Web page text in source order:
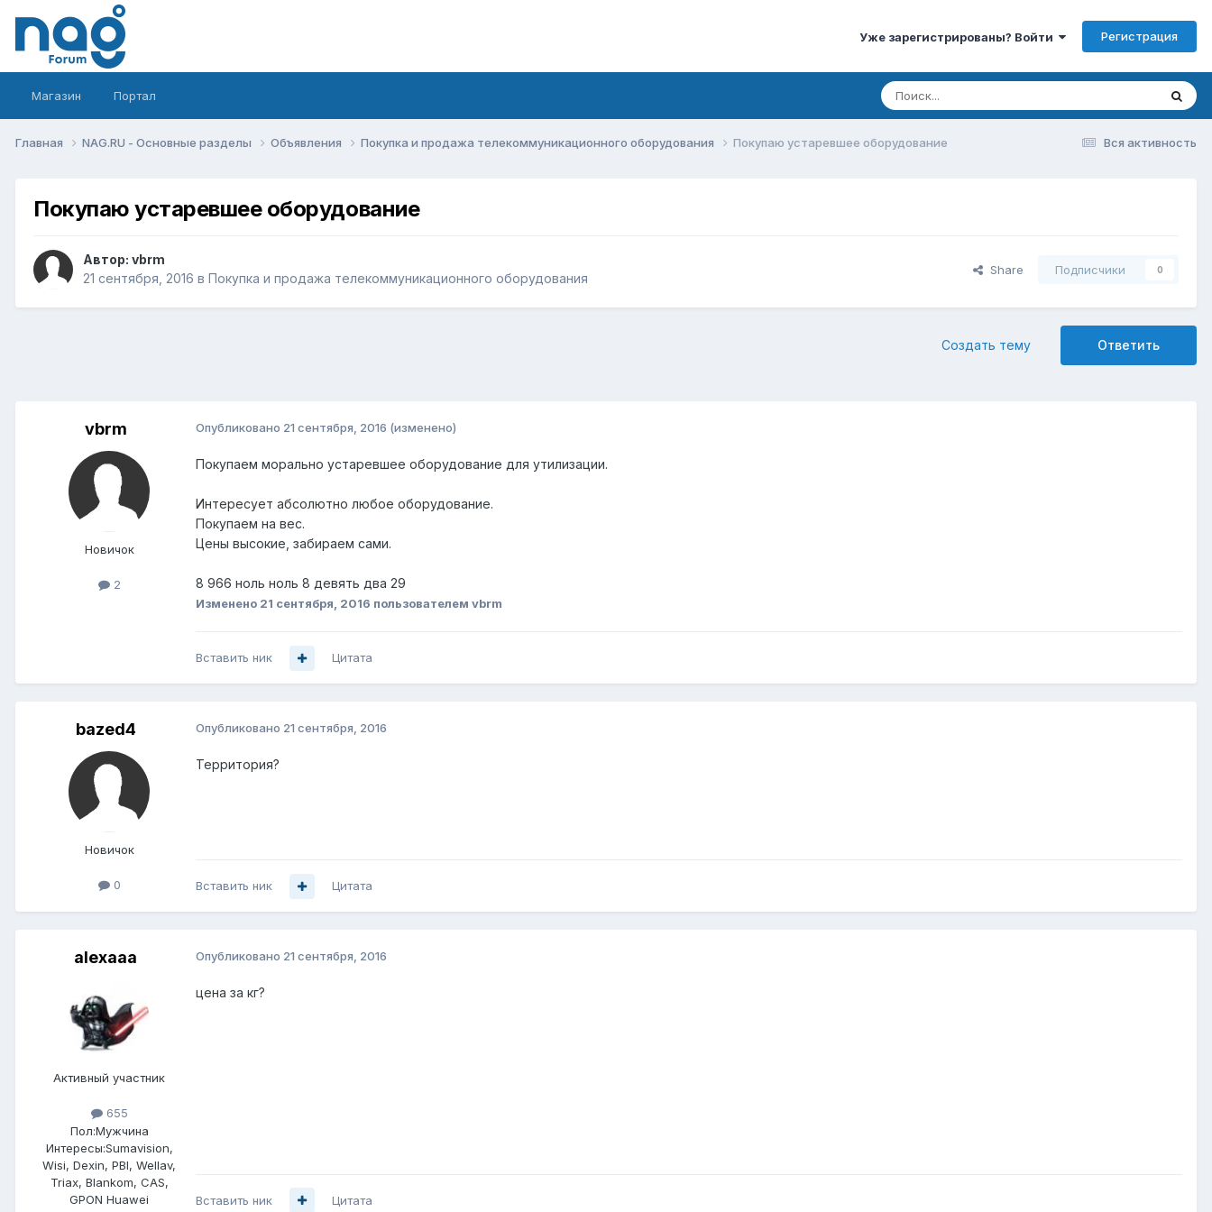
Уже зарегистрированы? Войти Регистрация
Магазин Портал
Вся активность
Главная NAG.RU - Основные разделы Объявления Покупка и продажа телекоммуникационного оборудования Покупаю устаревшее оборудование
Покупаю устаревшее оборудование
Автор: vbrm
21 сентября, 2016 в Покупка и продажа телекоммуникационного оборудования
Share Подписчики 0
Ответить
Создать тему
vbrm
Новичок
2
Опубликовано 21 сентября, 2016 (изменено)
Покупаем морально устаревшее оборудование для утилизации.
Интересует абсолютно любое оборудование.
Покупаем на вес.
Цены высокие, забираем сами.
8 966 ноль ноль 8 девять два 29
Изменено 21 сентября, 2016 пользователем vbrm
Вставить ник Цитата
bazed4
Новичок
0
Опубликовано 21 сентября, 2016
Территория?
Вставить ник Цитата
alexaaa
Активный участник
655
Пол:Мужчина
Интересы:Sumavision,
Wisi, Dexin, PBI, Wellav,
Triax, Blankom, CAS,
GPON Huawei
Опубликовано 21 сентября, 2016
цена за кг?
Вставить ник Цитата